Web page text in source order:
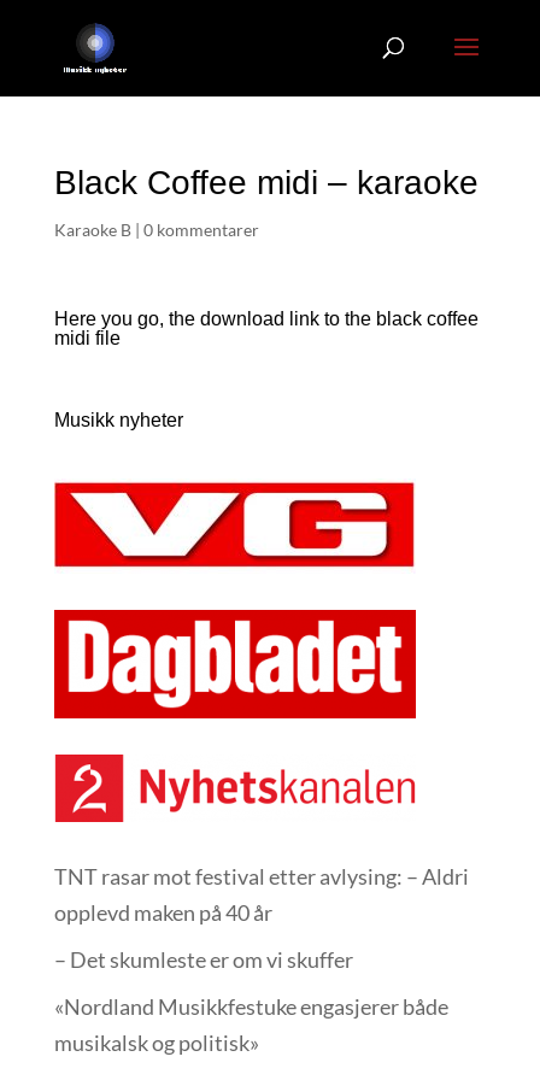
Black Coffee midi – karaoke
Karaoke B| 0 kommentarer
Here you go, the download link to the black coffee
midi file
Musikk nyheter
TNT rasar mot festival etter avlysing: – Aldri
opplevd maken på 40 år
– Det skumleste er om vi skuffer
«Nordland Musikkfest­uke engasjerer både
musikalsk og politisk»